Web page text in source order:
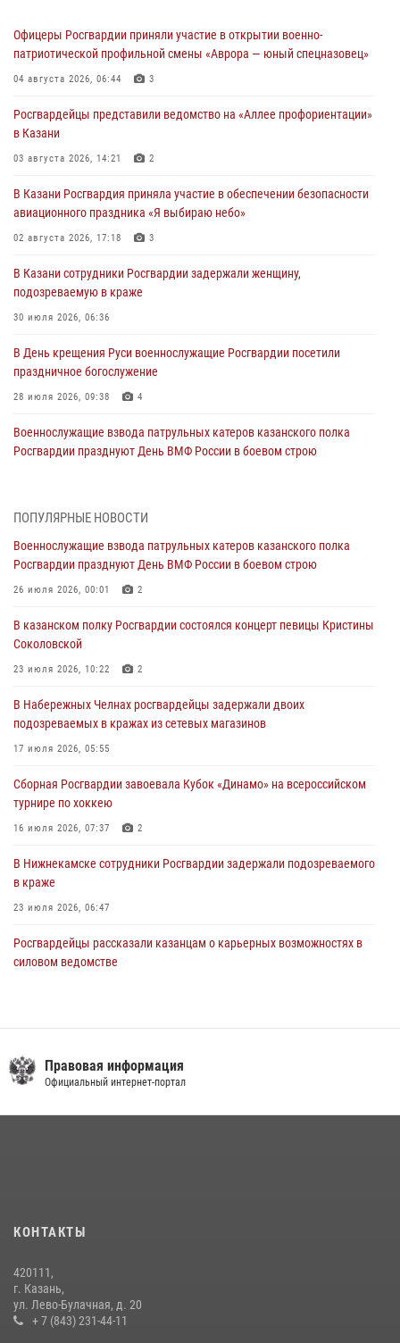
Офицеры Росгвардии приняли участие в открытии военно-
патриотической профильной смены «Аврора — юный спецназовец»
04 августа 2026, 06:44 3
Росгвардейцы представили ведомство на «Аллее профориентации»
в Казани
03 августа 2026, 14:21 2
В Казани Росгвардия приняла участие в обеспечении безопасности
авиационного праздника «Я выбираю небо»
02 августа 2026, 17:18 3
В Казани сотрудники Росгвардии задержали женщину,
подозреваемую в краже
30 июля 2026, 06:36
В День крещения Руси военнослужащие Росгвардии посетили
праздничное богослужение
28 июля 2026, 09:38 4
Военнослужащие взвода патрульных катеров казанского полка
Росгвардии празднуют День ВМФ России в боевом строю
Татарстанские росгвардейцы завоевали «бронзу» в окружном этапе
24 июля 2026, 15:05
В казанском полку Росгвардии состоялся концерт певицы Кристины
23 июля 2026, 10:22
В Нижнекамске сотрудники Росгвардии задержали подозреваемого
23 июля 2026, 06:47
В Казани Росгвардия приняла участие в обеспечении безопасности
22 июля 2026, 07:41
ПОПУЛЯРНЫЕ НОВОСТИ
Военнослужащие взвода патрульных катеров казанского полка
Росгвардии празднуют День ВМФ России в боевом строю
26 июля 2026, 00:01 2
В казанском полку Росгвардии состоялся концерт певицы Кристины
Соколовской
23 июля 2026, 10:22 2
В Набережных Челнах росгвардейцы задержали двоих
подозреваемых в кражах из сетевых магазинов
17 июля 2026, 05:55
Сборная Росгвардии завоевала Кубок «Динамо» на всероссийском
турнире по хоккею
16 июля 2026, 07:37 2
В Нижнекамске сотрудники Росгвардии задержали подозреваемого
в краже
23 июля 2026, 06:47
Росгвардейцы рассказали казанцам о карьерных возможностях в
силовом ведомстве
22 июля 2026, 07:41 6
10 июля 2026, 12:50
праздничное богослужение
28 июля 2026, 09:38 4
Правовая информация
Официальный интернет-портал
КОНТАКТЫ
420111,
г. Казань,
ул. Лево-Булачная, д. 20
+ 7 (843) 231-44-11